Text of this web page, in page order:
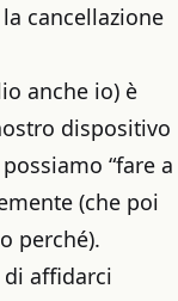
cancellazione
anche io) è
dispositivo
“fare a
(che poi
perché).
di affidarci